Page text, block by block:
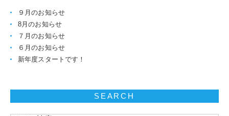
９月のお知らせ
8月のお知らせ
７月のお知らせ
６月のお知らせ
新年度スタートです！
SEARCH